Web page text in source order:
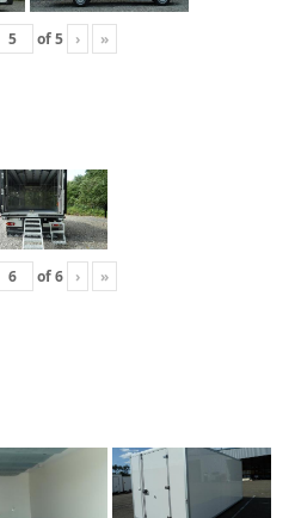
of5 › »
of6 › »